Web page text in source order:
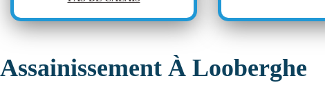
Assainissement À Looberghe